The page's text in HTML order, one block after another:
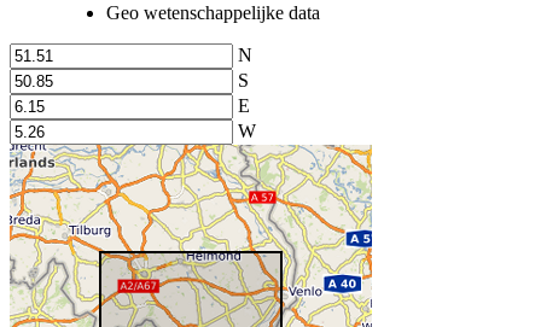
Geo wetenschappelijke data
N
S
E
W